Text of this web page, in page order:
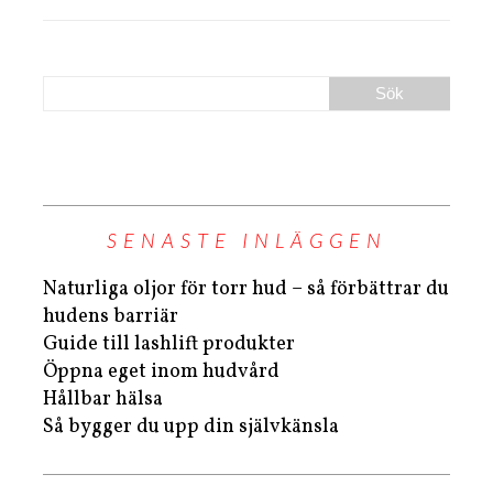
SENASTE INLÄGGEN
Naturliga oljor för torr hud – så förbättrar du
hudens barriär
Guide till lashlift produkter
Öppna eget inom hudvård
Hållbar hälsa
Så bygger du upp din självkänsla